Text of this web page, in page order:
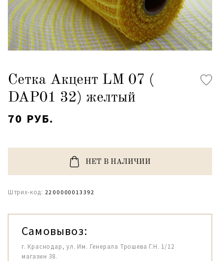
Сетка Акцент LM 07 (
DAP01 32) желтый
70 РУБ.
НЕТ В НАЛИЧИИ
Штрих-код: 2200000013392
Самовывоз:
г. Краснодар, ул. Им. Генерала Трошева Г.Н. 1/12
магазин 38.